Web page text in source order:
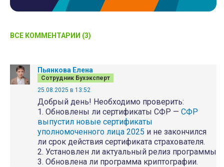
ВСЕ КОММЕНТАРИИ (3)
Пьянкова Елена
Сотрудник Бухэксперт
25.08.2025 в 13:52
Добрый день! Необходимо проверить:
1. Обновлены ли сертификаты СФР — СФР
выпустил новые сертификаты
уполномоченного лица 2025 и не закончился
ли срок действия сертификата страхователя.
2. Установлен ли актуальный релиз программы
3. Обновлена ли программа криптографии.